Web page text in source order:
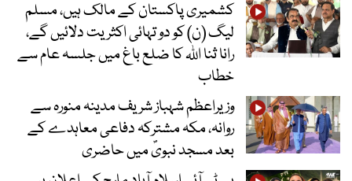
کشمیری پاکستان کے مالک ہیں، مسلم
لیگ (ن) کو دو تہائی اکثریت دلائیں گے،
رانا ثنا اللہ کا ضلع باغ میں جلسہ عام سے
خطاب
وزیراعظم شہباز شریف مدینہ منورہ سے
روانہ، مکہ مشترکہ دفاعی معاہدے کے
بعد مسجد نبویؐ میں حاضری